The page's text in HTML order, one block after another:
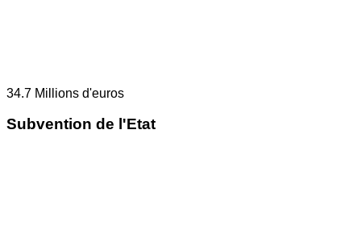
34.7 Millions d'euros
Subvention de l'Etat